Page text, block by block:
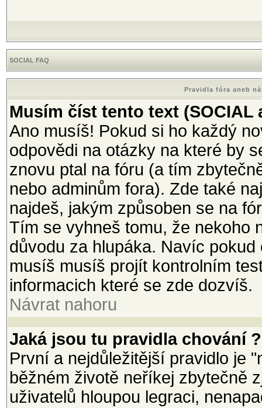
SOCIAL FAQ
Pravidla fóra aneb
Musím číst tento text (SOCIAL
Ano musíš! Pokud si ho každý
odpovědi na otázky na které by
znovu ptal na fóru (a tím
nebo adminům fora). Zde také
najdeš, jakým způsoben se na
Tím se vyhneš tomu, že nekoho
důvodu za hlupáka. Navíc
musíš musíš projít kontrolním
informacich které se zde dozvíš.
Návrat nahoru
Jaká jsou tu pravidla chování ?
První a nejdůležitější pravidlo je
běžném životě neříkej zbytečně
uživatelů hloupou legraci,